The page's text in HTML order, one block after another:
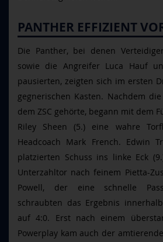
PANTHER EFFIZIENT
Die Panther, bei denen
sowie die Angreifer Luca Hauf
pausierten, zeigten sich im ersten
gegnerischen Kasten. Nachdem
dem ZSC gehörte, begann mit dem
Riley Sheen (5.) eine wahre
Headcoach Mark French. Edwin
platzierten Schuss ins linke Eck
Unterzahltor nach feinem Pietta-
Powell, der eine schnelle
schraubten das Ergebnis
auf 4:0. Erst nach einem
Powerplay kam auch der